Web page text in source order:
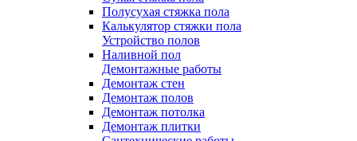
Полусухая стяжка пола
Калькулятор стяжки пола
Устройство полов
Наливной пол
Демонтажные работы
Демонтаж стен
Демонтаж полов
Демонтаж потолка
Демонтаж плитки